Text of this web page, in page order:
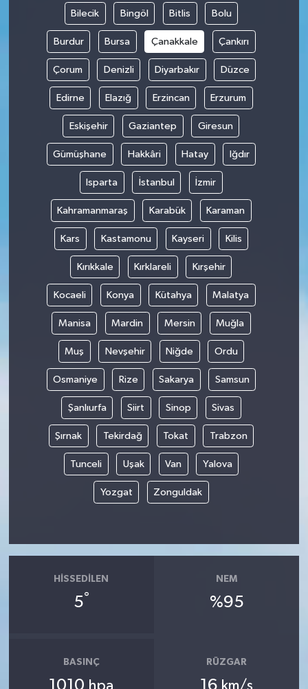
Bilecik Bingöl Bitlis Bolu
Burdur Bursa Çanakkale Çankırı
Çorum Denizli Diyarbakır Düzce
Edirne Elazığ Erzincan Erzurum
Eskişehir Gaziantep Giresun
Gümüşhane Hakkâri Hatay Iğdır
Isparta İstanbul İzmir
Kahramanmaraş Karabük Karaman
Kars Kastamonu Kayseri Kilis
Kırıkkale Kırklareli Kırşehir
Kocaeli Konya Kütahya Malatya
Manisa Mardin Mersin Muğla
Muş Nevşehir Niğde Ordu
Osmaniye Rize Sakarya Samsun
Şanlıurfa Siirt Sinop Sivas
Şırnak Tekirdağ Tokat Trabzon
Tunceli Uşak Van Yalova
Yozgat Zonguldak
HISSEDILEN
5°
NEM
%95
BASINÇ RÜZGAR